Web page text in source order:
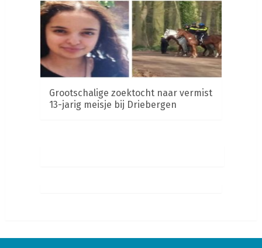
Grootschalige zoektocht naar vermist
13-jarig meisje bij Driebergen